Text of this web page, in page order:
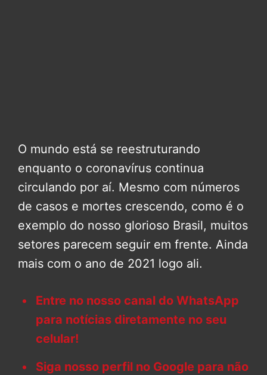
O mundo está se reestruturando
enquanto o coronavírus continua
circulando por aí. Mesmo com números
de casos e mortes crescendo, como é o
exemplo do nosso glorioso Brasil, muitos
setores parecem seguir em frente. Ainda
mais com o ano de 2021 logo ali.
Entre no nosso canal do WhatsApp
para notícias diretamente no seu
celular!
Siga nosso perfil no Google para não